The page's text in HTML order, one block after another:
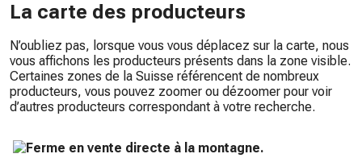
La carte des producteurs
N’oubliez pas, lorsque vous vous déplacez sur la carte, nous
vous affichons les producteurs présents dans la zone visible.
Certaines zones de la Suisse référencent de nombreux
producteurs, vous pouvez zoomer ou dézoomer pour voir
d’autres producteurs correspondant à votre recherche.